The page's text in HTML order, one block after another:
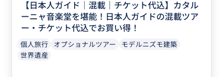
【日本人ガイド｜混載｜チケット代込】カタル
ーニャ音楽堂を堪能！日本人ガイドの混載ツア
ー・チケット代込でお買い得！
個人旅行 オプショナルツアー
モデルニズモ建築
世界遺産